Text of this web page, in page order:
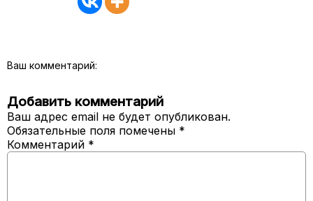
Ваш комментарий:
Добавить комментарий
Ваш адрес email не будет опубликован.
Обязательные поля помечены *
Комментарий *